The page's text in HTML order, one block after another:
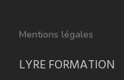
Mentions légales
LYRE FORMATION